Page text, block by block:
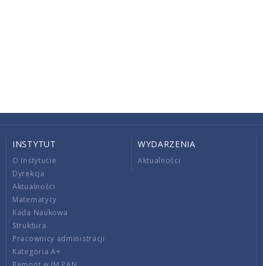
INSTYTUT
O Instytucie
Dyrekcja
Aktualności
Matematycy
Rada Naukowa
Struktura
Pracownicy administracji
Kategoria A+
WYDARZENIA
Aktualności